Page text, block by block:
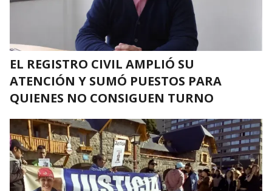
EL REGISTRO CIVIL AMPLIÓ SU
ATENCIÓN Y SUMÓ PUESTOS PARA
QUIENES NO CONSIGUEN TURNO